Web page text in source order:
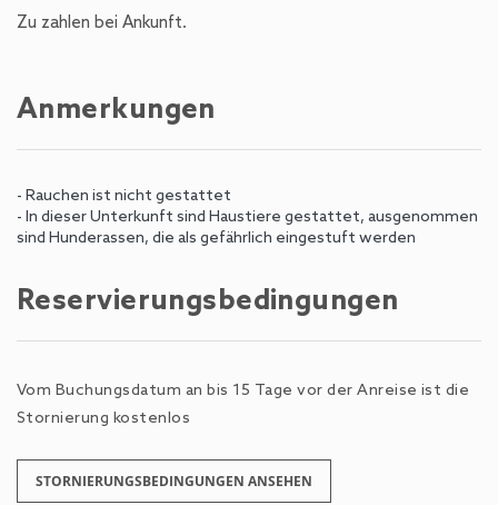
Zu zahlen bei Ankunft.
Anmerkungen
- Rauchen ist nicht gestattet
- In dieser Unterkunft sind Haustiere gestattet, ausgenommen
sind Hunderassen, die als gefährlich eingestuft werden
Reservierungsbedingungen
Vom Buchungsdatum an bis 15 Tage vor der Anreise ist die
Stornierung kostenlos
STORNIERUNGSBEDINGUNGEN ANSEHEN